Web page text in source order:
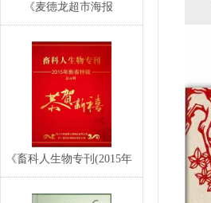
《麦德龙超市海报
《畜科人生物专刊(2015年